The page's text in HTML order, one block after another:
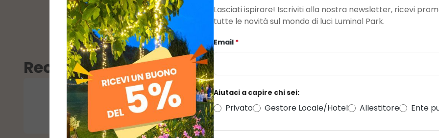
Lasciati ispirare! Iscriviti alla nostra newsletter, ricevi
tutte le novità sul mondo di luci Luminal Park.
Email *
Aiutaci a capire chi sei:
Privato Gestore Locale/Hotel Allestitore Ente
Recensioni
Valutazione media di 0 su 5 stelle
recensioni Al momento non sono presenti recensioni.Potrai